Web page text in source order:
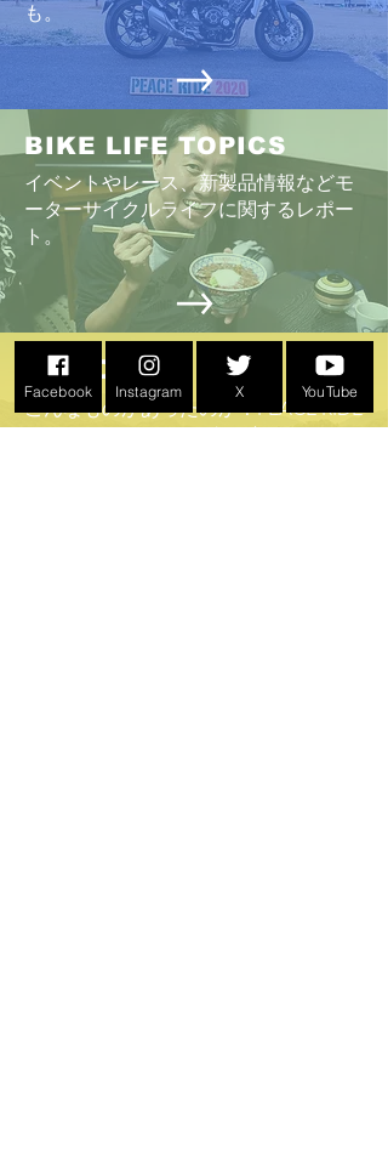
も。
BIKE LIFE TOPICS
イベントやレース、新製品情報などモ
ーターサイクルライフに関するレポー
ト 。
GOODS
こんなものがあったのか！PEACE RIDE
Facebook Instagram X YouTube